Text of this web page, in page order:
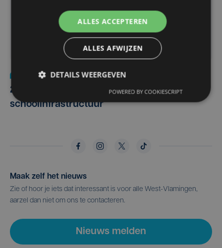
Onderwijs wo 13 april 2022
2,2 miljoen euro steun voor West-Vlaamse
schoolinfrastructuur
Maak zelf het nieuws
Zie of hoor je iets dat interessant is voor alle West-Vlamingen,
aarzel dan niet om ons te contacteren.
Nieuws melden
ALLES ACCEPTEREN
ALLES AFWIJZEN
DETAILS WEERGEVEN
POWERED BY COOKIESCRIPT